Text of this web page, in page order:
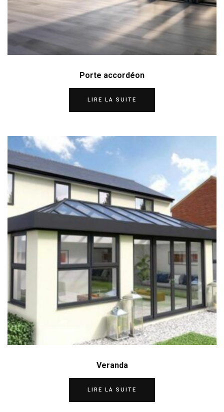
Porte accordéon
LIRE LA SUITE
Veranda
LIRE LA SUITE